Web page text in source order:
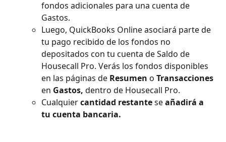
fondos adicionales para una cuenta de
Gastos.
Luego, QuickBooks Online asociará parte de
tu pago recibido de los fondos no
depositados con tu cuenta de Saldo de
Housecall Pro. Verás los fondos disponibles
en las páginas de Resumen o Transacciones
en Gastos, dentro de Housecall Pro.
Cualquier cantidad restante se añadirá a
tu cuenta bancaria.